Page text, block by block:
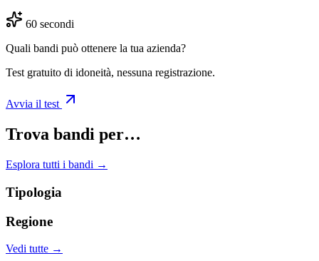
60 secondi
Quali bandi può ottenere la tua azienda?
Test gratuito di idoneità, nessuna registrazione.
Avvia il test
Trova bandi per…
Esplora tutti i bandi →
Tipologia
Regione
Vedi tutte →